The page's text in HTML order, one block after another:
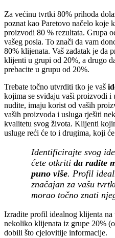
Za većinu tvrtki 80% prihoda
poznat kao Paretovo načelo koje
proizvodi 80 % rezultata. Grupa
vašeg posla. To znači da vam
80% klijenata. Vaš zadatak je da
klijenti u grupi od 20%, a drugo
prebacite u grupu od 20%.
Trebate točno utvrditi tko je vaš
kojima se sviđaju vaši proizvodi i
nudite, imaju korist od vaših
vaših proizvoda i usluga rješiti
kvalitetu svog života. Klijenti
usluge reći će to i drugima, koji
Identificirajte svog
ćete otkriti da radite
puno više. Profil
značajan za vašu
morao točno znati
Izradite profil idealnog klijenta na
nekoliko klijenata iz grupe 20%
dobili što cjelovitije informacije.